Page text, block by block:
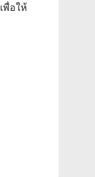
พื่อให้